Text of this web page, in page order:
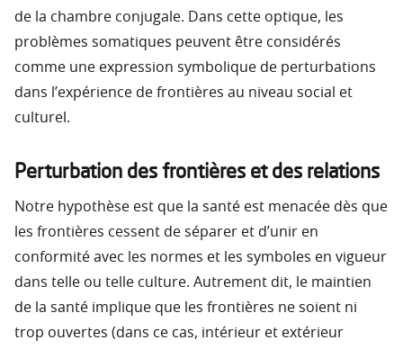
de la chambre conjugale. Dans cette optique, les
problèmes somatiques peuvent être considérés
comme une expression symbolique de perturbations
dans l’expérience de frontières au niveau social et
culturel.
Perturbation des frontières et des relations
Notre hypothèse est que la santé est menacée dès que
les frontières cessent de séparer et d’unir en
conformité avec les normes et les symboles en vigueur
dans telle ou telle culture. Autrement dit, le maintien
de la santé implique que les frontières ne soient ni
trop ouvertes (dans ce cas, intérieur et extérieur